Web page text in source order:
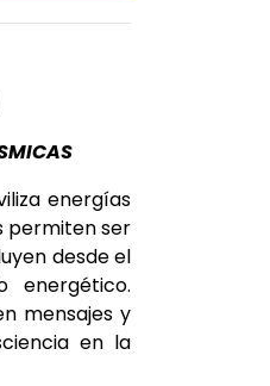
energías
permiten ser
desde el
energético.
mensajes y
en la